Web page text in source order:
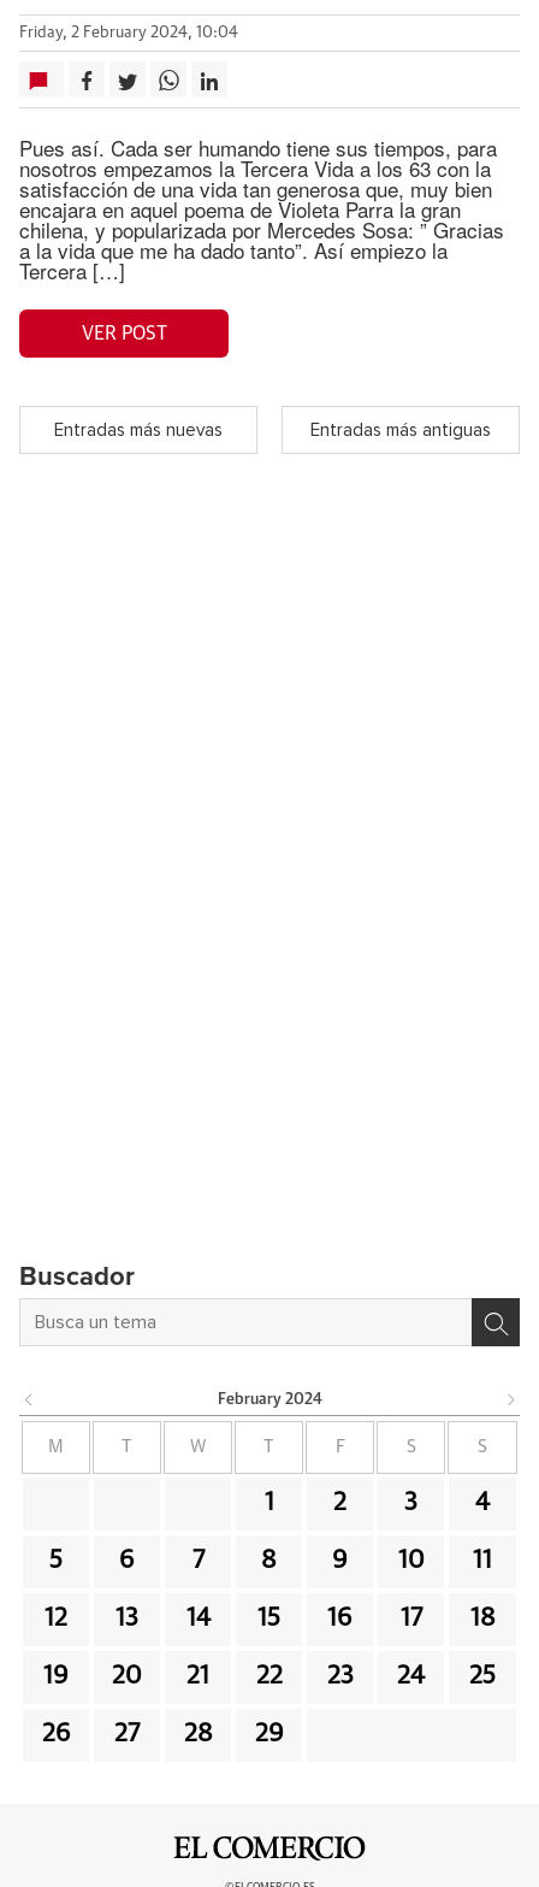
Friday, 2 February 2024, 10:04
Pues así. Cada ser humando tiene sus tiempos, para
nosotros empezamos la Tercera Vida a los 63 con la
satisfacción de una vida tan generosa que, muy bien
encajara en aquel poema de Violeta Parra la gran
chilena, y popularizada por Mercedes Sosa: ” Gracias
a la vida que me ha dado tanto”. Así empiezo la
Tercera […]
VER POST
Entradas más nuevas Entradas más antiguas
Buscador
February 2024
M W F S S
1 2 3 4
5 6 7 8 9 10 11
12 13 14 15 16 17 18
19 20 21 22 23 24 25
26 27 28 29